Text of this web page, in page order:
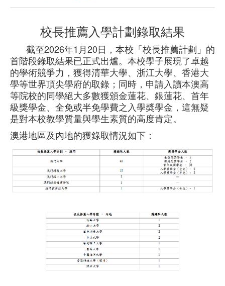
校長推薦入學計劃錄取結果
截至2026年1月20日，本校「校長推薦計劃」的
首階段錄取結果已正式出爐。本校學子展現了卓越
的學術競爭力，獲得清華大學、浙江大學、香港大
學等世界頂尖學府的取錄；同時，申請入讀本澳高
等院校的同學絕大多數獲頒金蓮花、銀蓮花、首年
級獎學金、全免或半免學費之入學奬學金，這無疑
是對本校教學質量與學生素質的高度肯定。
澳港地區及內地的獲錄取情況如下：